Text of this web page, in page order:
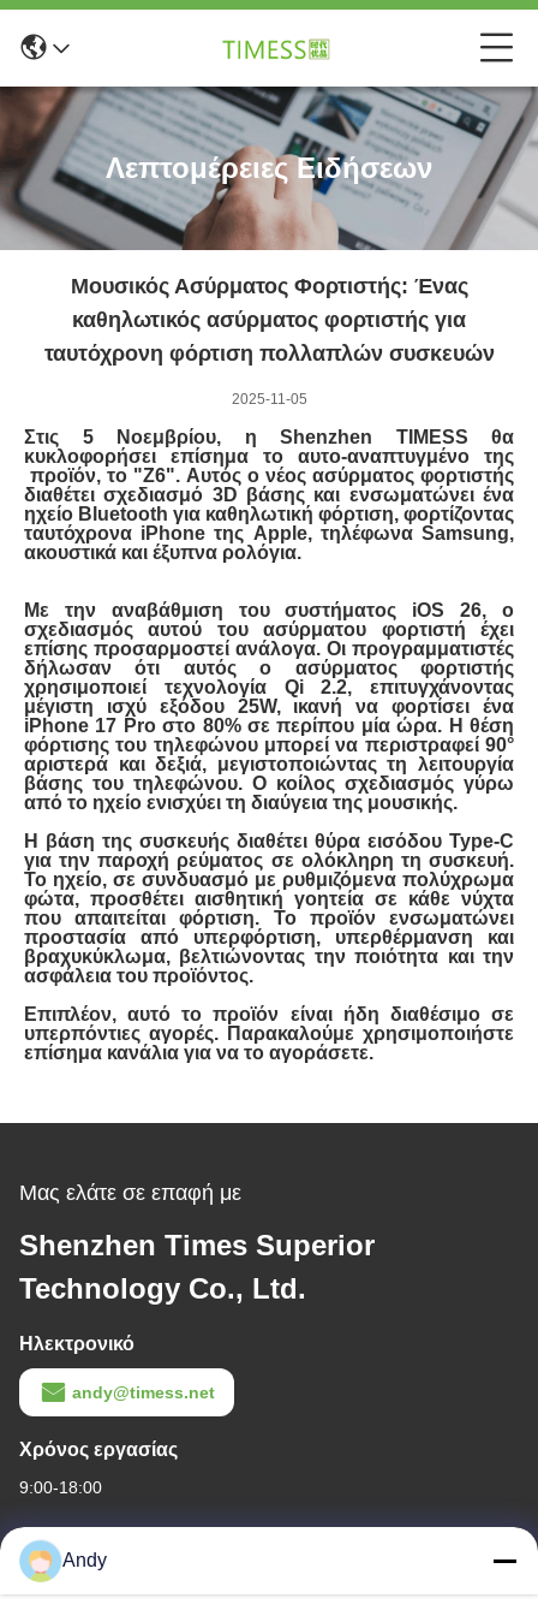
Λεπτομέρειες Ειδήσεων
Μουσικός Ασύρματος Φορτιστής: Ένας
καθηλωτικός ασύρματος φορτιστής για
ταυτόχρονη φόρτιση πολλαπλών συσκευών
2025-11-05
Στις 5 Νοεμβρίου, η Shenzhen TIMESS θα
κυκλοφορήσει επίσημα το αυτο-αναπτυγμένο της
προϊόν, το "Z6". Αυτός ο νέος ασύρματος φορτιστής
διαθέτει σχεδιασμό 3D βάσης και ενσωματώνει ένα
ηχείο Bluetooth για καθηλωτική φόρτιση, φορτίζοντας
ταυτόχρονα iPhone της Apple, τηλέφωνα Samsung,
ακουστικά και έξυπνα ρολόγια.
Με την αναβάθμιση του συστήματος iOS 26, ο
σχεδιασμός αυτού του ασύρματου φορτιστή έχει
επίσης προσαρμοστεί ανάλογα. Οι προγραμματιστές
δήλωσαν ότι αυτός ο ασύρματος φορτιστής
χρησιμοποιεί τεχνολογία Qi 2.2, επιτυγχάνοντας
μέγιστη ισχύ εξόδου 25W, ικανή να φορτίσει ένα
iPhone 17 Pro στο 80% σε περίπου μία ώρα. Η θέση
φόρτισης του τηλεφώνου μπορεί να περιστραφεί 90°
αριστερά και δεξιά, μεγιστοποιώντας τη λειτουργία
βάσης του τηλεφώνου. Ο κοίλος σχεδιασμός γύρω
από το ηχείο ενισχύει τη διαύγεια της μουσικής.
Η βάση της συσκευής διαθέτει θύρα εισόδου Type-C
για την παροχή ρεύματος σε ολόκληρη τη συσκευή.
Το ηχείο, σε συνδυασμό με ρυθμιζόμενα πολύχρωμα
φώτα, προσθέτει αισθητική γοητεία σε κάθε νύχτα
που απαιτείται φόρτιση. Το προϊόν ενσωματώνει
προστασία από υπερφόρτιση, υπερθέρμανση και
βραχυκύκλωμα, βελτιώνοντας την ποιότητα και την
ασφάλεια του προϊόντος.
Επιπλέον, αυτό το προϊόν είναι ήδη διαθέσιμο σε
υπερπόντιες αγορές. Παρακαλούμε χρησιμοποιήστε
επίσημα κανάλια για να το αγοράσετε.
Μας ελάτε σε επαφή με
Shenzhen Times Superior
Technology Co., Ltd.
Ηλεκτρονικό
andy@timess.net
Χρόνος εργασίας
9:00-18:00
Η διεύθυνσή μας
Διεύθυνση εταιρείας
Andy